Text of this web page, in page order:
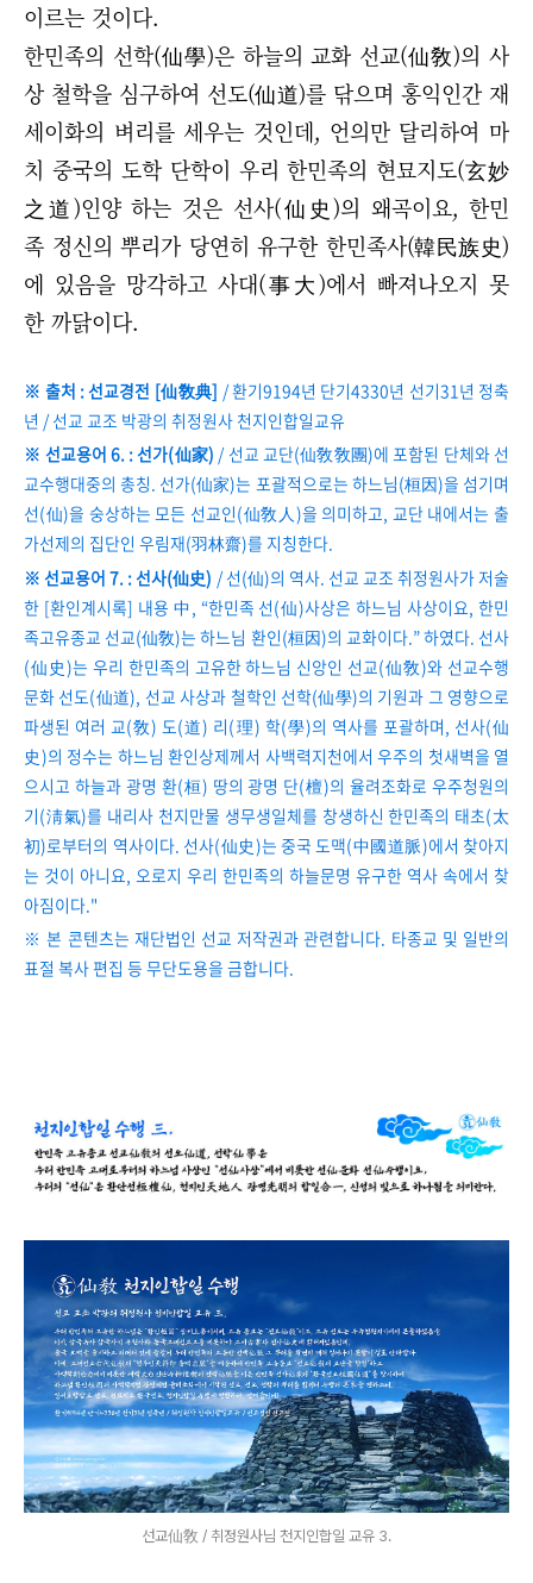
이르는 것이다.
한민족의 선학(仙學)은 하늘의 교화 선교(仙敎)의 사
상 철학을 심구하여 선도(仙道)를 닦으며 홍익인간 재
세이화의 벼리를 세우는 것인데, 언의만 달리하여 마
치 중국의 도학 단학이 우리 한민족의 현묘지도(玄妙
之道)인양 하는 것은 선사(仙史)의 왜곡이요, 한민
족 정신의 뿌리가 당연히 유구한 한민족사(韓民族史)
에 있음을 망각하고 사대(事大)에서 빠져나오지 못
한 까닭이다.
※ 출처 : 선교경전 [仙敎典] / 환기9194년 단기4330년 선기31년 정축
년 / 선교 교조 박광의 취정원사 천지인합일교유
※ 선교용어 6. : 선가(仙家) / 선교 교단(仙敎敎團)에 포함된 단체와 선
교수행대중의 총칭. 선가(仙家)는 포괄적으로는 하느님(桓因)을 섬기며
선(仙)을 숭상하는 모든 선교인(仙敎人)을 의미하고, 교단 내에서는 출
가선제의 집단인 우림재(羽林齋)를 지칭한다.
※ 선교용어 7. : 선사(仙史) / 선(仙)의 역사. 선교 교조 취정원사가 저술
한 [환인계시록] 내용 中, “한민족 선(仙)사상은 하느님 사상이요, 한민
족고유종교 선교(仙敎)는 하느님 환인(桓因)의 교화이다.” 하였다. 선사
(仙史)는 우리 한민족의 고유한 하느님 신앙인 선교(仙敎)와 선교수행
문화 선도(仙道), 선교 사상과 철학인 선학(仙學)의 기원과 그 영향으로
파생된 여러 교(敎) 도(道) 리(理) 학(學)의 역사를 포괄하며, 선사(仙
史)의 정수는 하느님 환인상제께서 사백력지천에서 우주의 첫새벽을 열
으시고 하늘과 광명 환(桓) 땅의 광명 단(檀)의 율려조화로 우주청원의
기(淸氣)를 내리사 천지만물 생무생일체를 창생하신 한민족의 태초(太
初)로부터의 역사이다. 선사(仙史)는 중국 도맥(中國道脈)에서 찾아지
는 것이 아니요, 오로지 우리 한민족의 하늘문명 유구한 역사 속에서 찾
아짐이다."
※ 본 콘텐츠는 재단법인 선교 저작권과 관련합니다. 타종교 및 일반의
표절 복사 편집 등 무단도용을 금합니다.
선교仙敎 / 취정원사님 천지인합일 교유 3.